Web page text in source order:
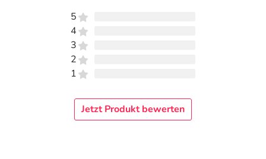
5
4
3
2
1
Jetzt Produkt bewerten